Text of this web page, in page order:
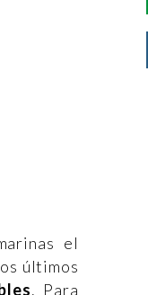
el
últimos
. Para